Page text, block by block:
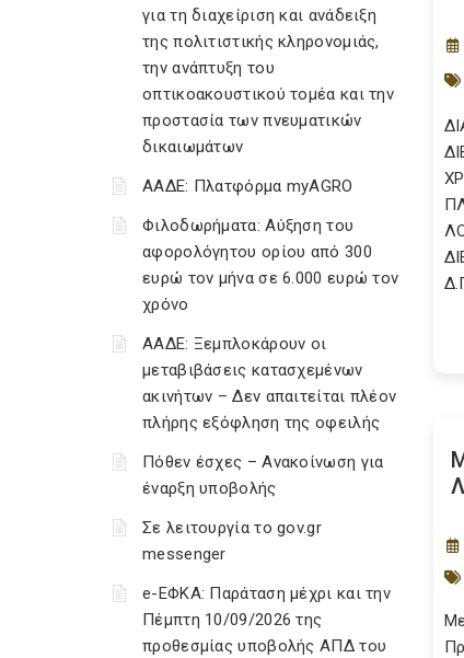
για τη διαχείριση και ανάδειξη
της πολιτιστικής κληρονομιάς,
την ανάπτυξη του
οπτικοακουστικού τομέα και την
προστασία των πνευματικών
δικαιωμάτων
ΑΑΔΕ: Πλατφόρμα myAGRO
Φιλοδωρήματα: Αύξηση του
αφορολόγητου ορίου από 300
ευρώ τον μήνα σε 6.000 ευρώ τον
χρόνο
ΑΑΔΕ: Ξεμπλοκάρουν οι
μεταβιβάσεις κατασχεμένων
ακινήτων – Δεν απαιτείται πλέον
πλήρης εξόφληση της οφειλής
Πόθεν έσχες – Ανακοίνωση για
έναρξη υποβολής
Σε λειτουργία το gov.gr
messenger
e-ΕΦΚΑ: Παράταση μέχρι και την
Πέμπτη 10/09/2026 της
προθεσμίας υποβολής ΑΠΔ του